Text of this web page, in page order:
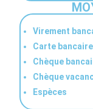
Virement
Carte bancaire
Chèque
Chèque
Espèces